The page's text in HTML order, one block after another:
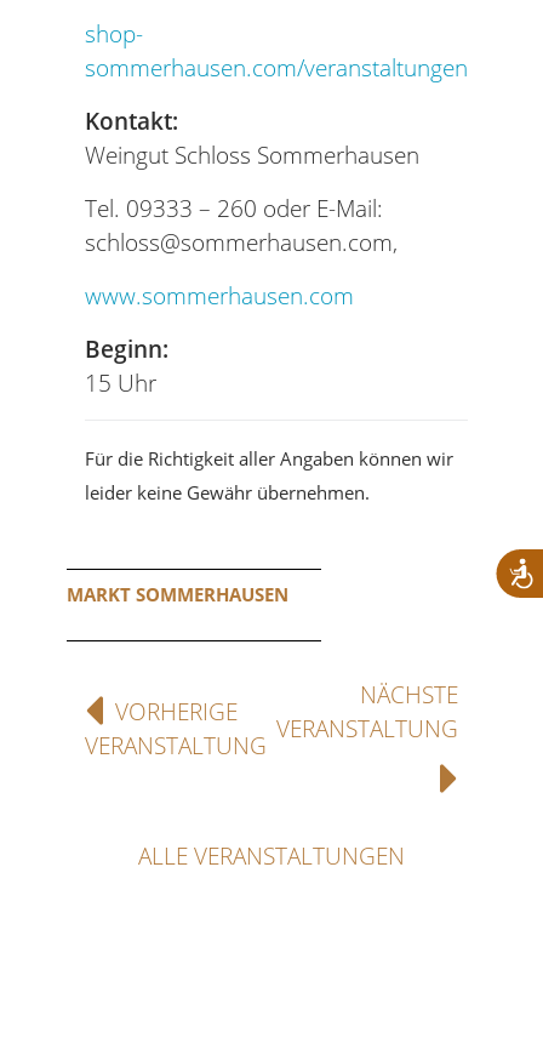
shop-
sommerhausen.com/veranstaltungen
Kontakt:
Weingut Schloss Sommerhausen
Tel. 09333 – 260 oder E-Mail:
schloss@sommerhausen.com,
www.sommerhausen.com
Beginn:
15 Uhr
Für die Richtigkeit aller Angaben können wir
leider keine Gewähr übernehmen.
MARKT SOMMERHAUSEN
VORHERIGE
VERANSTALTUNG
NÄCHSTE
VERANSTALTUNG
ALLE VERANSTALTUNGEN